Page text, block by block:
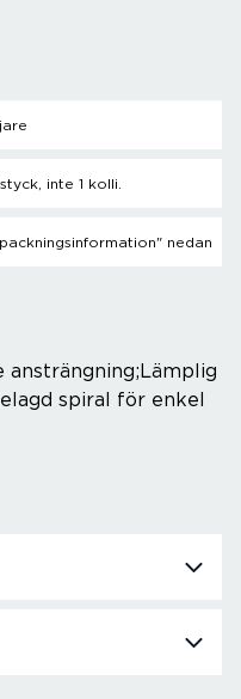
inte 1 kolli.
nedan
ansträngning;Lämplig
spiral för enkel